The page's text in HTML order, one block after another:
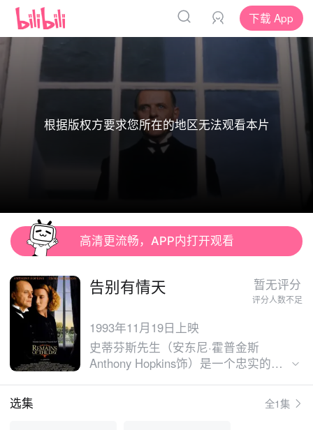
下载 App
根据版权方要求您所在的地区无法观看本片
高清更流畅，APP内打开观看
告别有情天 暂无评分
评分人数不足
1993年11月19日上映
史蒂芬斯先生（安东尼·霍普金斯
Anthony Hopkins饰）是一个忠实的仆
目前正一心一意打理新主人达林顿勋爵
的公馆，成为这里的大管家。这里来了
选集 全1集